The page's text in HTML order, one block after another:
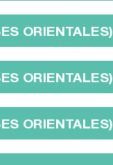
ORIENTALES)
ORIENTALES)
ORIENTALES)